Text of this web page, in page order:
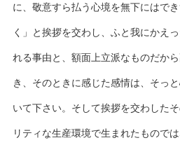
に、敬意すら払う心境を無下にはで
く」と挨拶を交わし、ふと我にかえ
れる事由と、額面上立派なものだか
き、そのときに感じた感情は、そっ
いて下さい。そして挨拶を交わした
リティな生産環境で生まれたもので